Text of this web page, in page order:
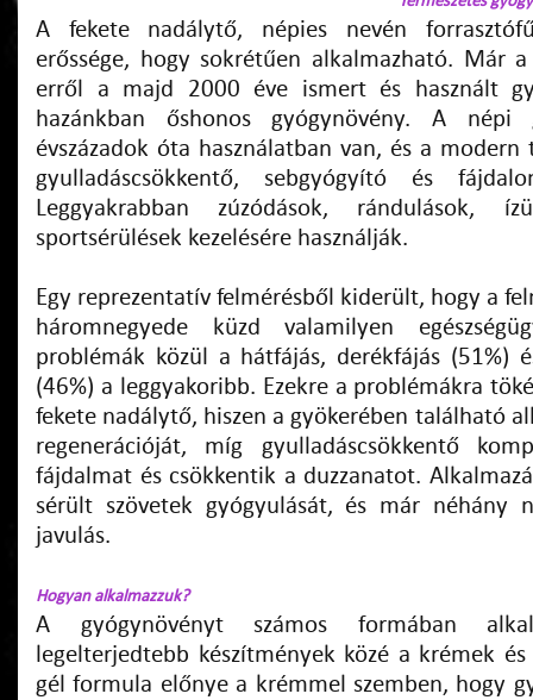
A fekete nadálytő, népies nevén
erőssége, hogy sokrétűen alkalmazható. Már
erről a majd 2000 éve ismert és használt
hazánkban őshonos gyógynövény. A népi
évszázadok óta használatban van, és a
gyulladáscsökkentő, sebgyógyító és
Leggyakrabban zúzódások, rándulások,
sportsérülések kezelésére használják.
Egy reprezentatív felmérésből kiderült, hogy a
háromnegyede küzd valamilyen
problémák közül a hátfájás, derékfájás (51%)
(46%) a leggyakoribb. Ezekre a problémákra
fekete nadálytő, hiszen a gyökerében található
regenerációját, míg gyulladáscsökkentő
fájdalmat és csökkentik a duzzanatot.
sérült szövetek gyógyulását, és már néhány
javulás.
Hogyan alkalmazzuk?
A gyógynövényt számos formában
legelterjedtebb készítmények közé a krémek
gél formula előnye a krémmel szemben, hogy